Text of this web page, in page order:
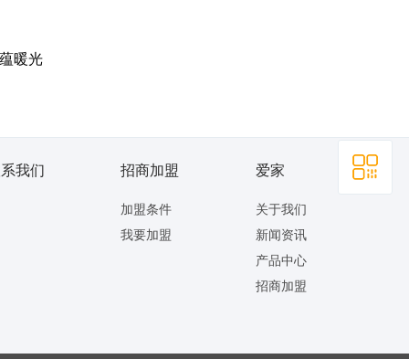
暖光
我们 招商加盟
加盟条件
我要加盟
爱家
关于我们
新闻资讯
产品中心
招商加盟